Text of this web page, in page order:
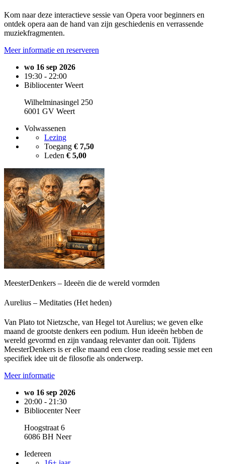
Kom naar deze interactieve sessie van Opera voor beginners en
ontdek opera aan de hand van zijn geschiedenis en verrassende
muziekfragmenten.
Meer informatie en reserveren
wo 16 sep 2026
19:30 - 22:00
Bibliocenter Weert
Wilhelminasingel 250
6001 GV Weert
Volwassenen
Lezing
Toegang € 7,50
Leden € 5,00
MeesterDenkers – Ideeën die de wereld vormden
Aurelius – Meditaties (Het heden)
Van Plato tot Nietzsche, van Hegel tot Aurelius; we geven elke
maand de grootste denkers een podium. Hun ideeën hebben de
wereld gevormd en zijn vandaag relevanter dan ooit. Tijdens
MeesterDenkers is er elke maand een close reading sessie met een
specifiek idee uit de filosofie als onderwerp.
Meer informatie
wo 16 sep 2026
20:00 - 21:30
Bibliocenter Neer
Hoogstraat 6
6086 BH Neer
Iedereen